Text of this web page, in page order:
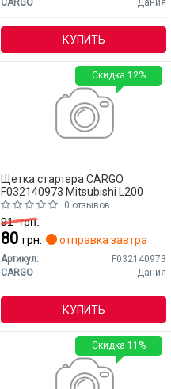
CARGO Дания
КУПИТЬ
Щетка стартера CARGO
F032140973 Mitsubishi L200
0 отзывов
91грн.
80 грн. отправка завтра
Артикул:
F032140973
CARGO
Дания
КУПИТЬ
Скидка 12%
Скидка 11%